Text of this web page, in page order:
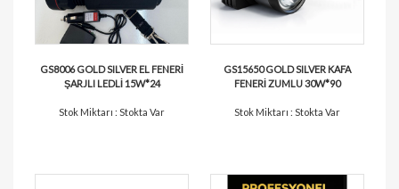
GS8006 GOLD SILVER EL FENERİ
ŞARJLI LEDLİ 15W*24
Stok Miktarı : Stokta Var
GS15650 GOLD SILVER KAFA
FENERİ ZUMLU 30W*90
Stok Miktarı : Stokta Var